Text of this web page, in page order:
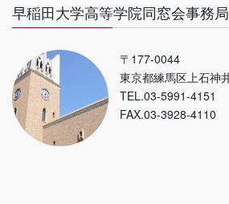
早稲田大学高等学院同窓会事務局
〒177-0044
東京都練馬区上石神
TEL.03-5991-4151
FAX.03-3928-4110